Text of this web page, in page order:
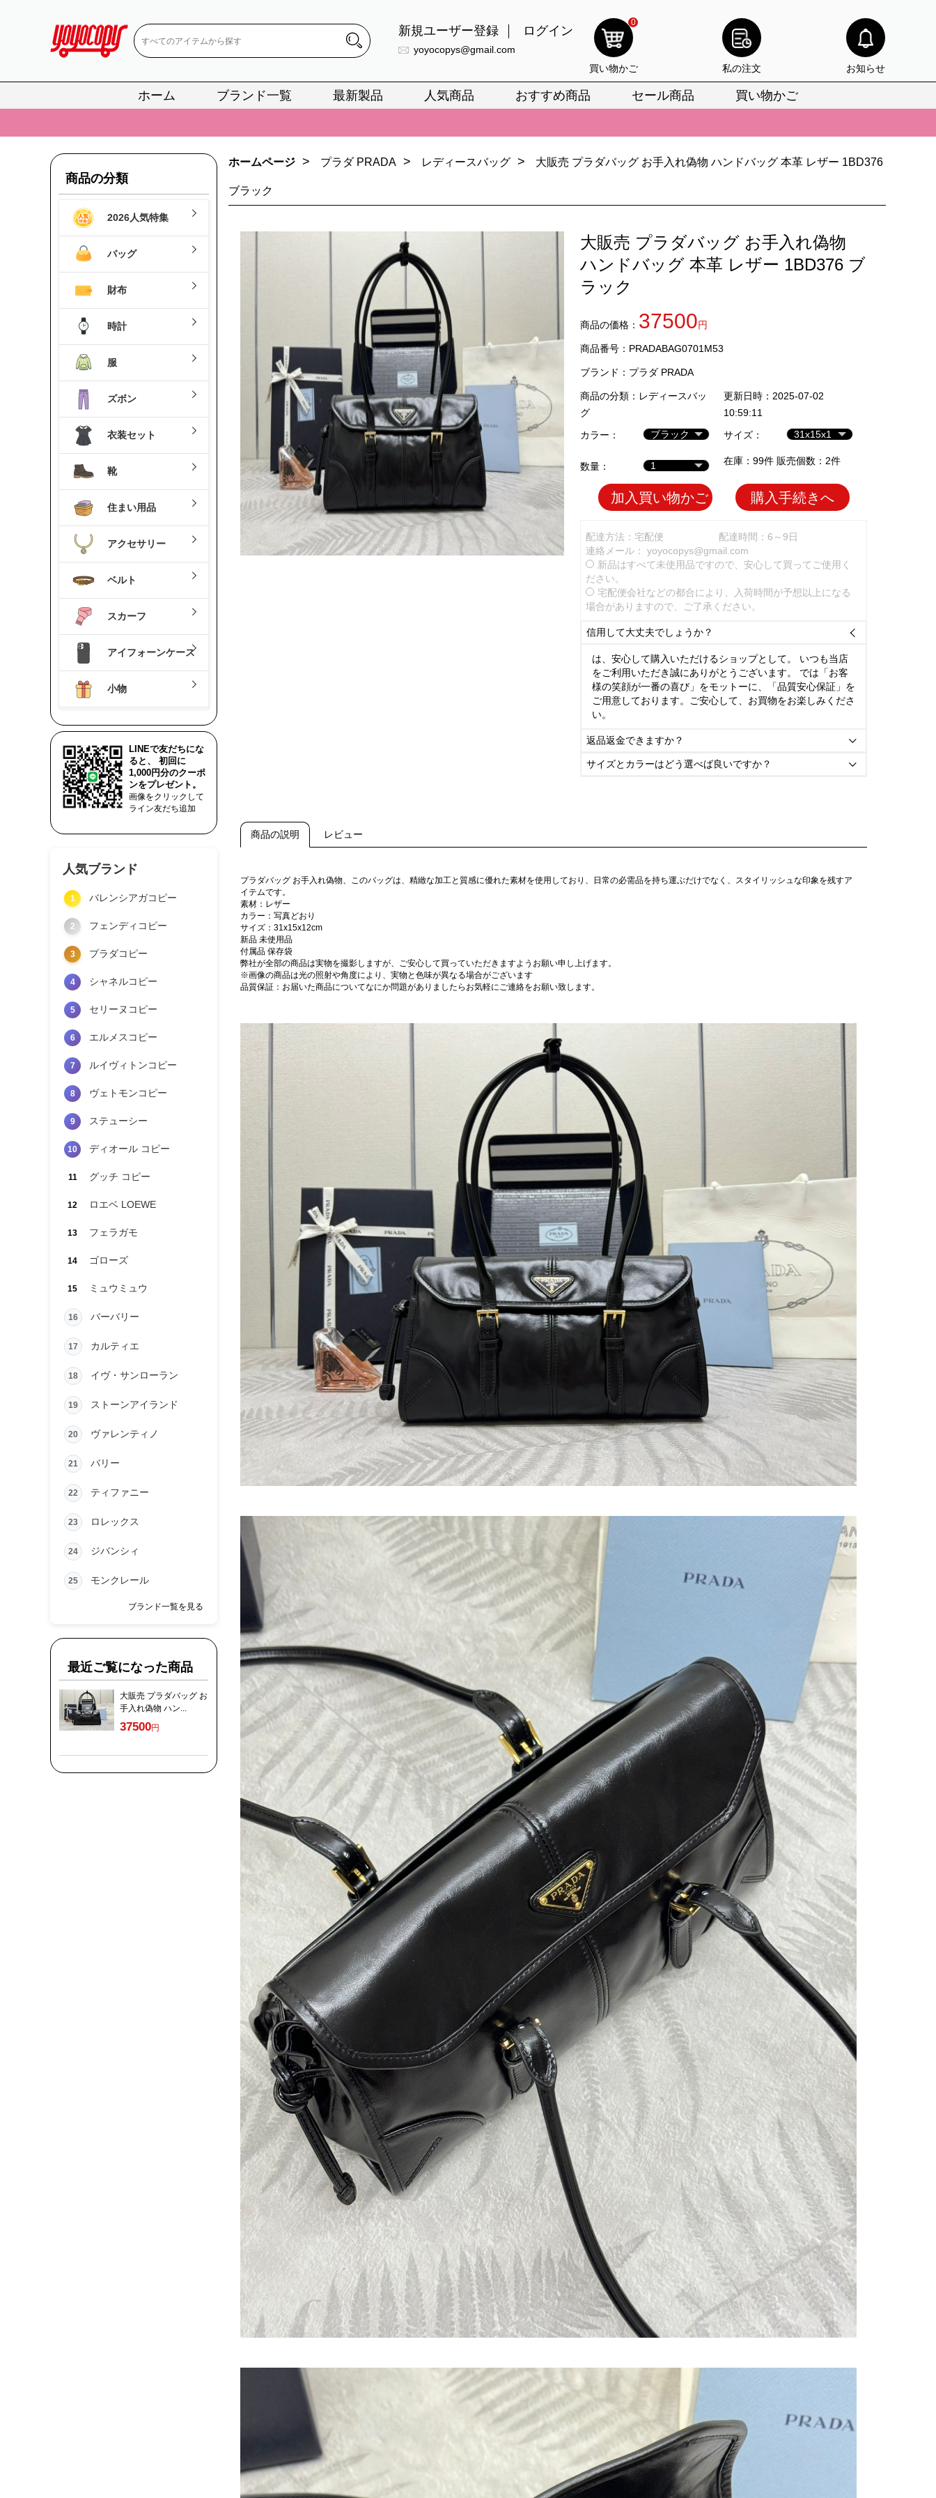
新規ユーザー登録 ログイン
yoyocopys@gmail.com
0
買い物かご 私の注文 お知らせ
ホーム ブランド一覧 最新製品 人気商品 おすすめ商品 セール商品 買い物かご
📢 当店は正真正銘のn級スーパーコピーのみ取扱い。最高品質の再現度を安心してお選びいただけます。
📢 2026春の新作続々更新中！期間中のご注文でお得な割引をご利用いただけます。
📢 新作入荷！ルイ・ヴィトンスーパーコピー バッグ最新モデルが登場。上質な仕上がりをお見逃しなく。
📢 当店は正真正銘のn級スーパーコピーのみ取扱い。最高品質の再現度を安心してお選びいただけます。
新作入荷！ルイ・ヴィトンスーパーコピー バッグ最新モデルが登場。上質な仕上がりをお見逃しなく。
商品の分類
2026人気特集
バッグ
財布
時計
服
ズボン
衣装セット
靴
住まい用品
アクセサリー
ベルト
スカーフ
アイフォーンケース
小物
LINEで友だちにな
ると、 初回に
1,000円分のクーポ
ンをプレゼント。
画像をクリックして
ライン友だち追加
人気ブランド
1 バレンシアガコピー
2 フェンディコピー
3 プラダコピー
4 シャネルコピー
5 セリーヌコピー
6 エルメスコピー
7 ルイヴィトンコピー
8 ヴェトモンコピー
9 ステューシー
10 ディオール コピー
11 グッチ コピー
12 ロエベ LOEWE
13 フェラガモ
14 ゴローズ
15 ミュウミュウ
16 バーバリー
17 カルティエ
18 イヴ・サンローラン
19 ストーンアイランド
20 ヴァレンティノ
21 バリー
22 ティファニー
23 ロレックス
24 ジバンシィ
25 モンクレール
ブランド一覧を見る
最近ご覧になった商品
大販売 プラダバッグ お
手入れ偽物 ハン...
37500円
ホームページ > プラダ PRADA > レディースバッグ > 大販売 プラダバッグ お手入れ偽物 ハンドバッグ 本革 レザー 1BD376
ブラック
大販売 プラダバッグ お手入れ偽物
ハンドバッグ 本革 レザー 1BD376 ブ
ラック
商品の価格： 37500円
商品番号：PRADABAG0701M53
ブランド： プラダ PRADA
商品の分類： レディースバッ
グ
更新日時：2025-07-02
10:59:11
カラー：
サイズ：
数量： 在庫：99件 販売個数：2件
加入買い物かご 購入手続きへ
配達方法：宅配便
配達時間：6～9日
連絡メール： yoyocopys@gmail.com
新品はすべて未使用品ですので、安心して買ってご使用く
ださい。
宅配便会社などの都合により、入荷時間が予想以上になる
場合がありますので、ご了承ください。
信用して大丈夫でしょうか？ 
は、安心して購入いただけるショップとして。 いつも当店
をご利用いただき誠にありがとうございます。 では「お客
様の笑顔が一番の喜び」をモットーに、「品質安心保証」を
ご用意しております。ご安心して、お買物をお楽しみくださ
い。
返品返金できますか？ 
サイズとカラーはどう選べば良いですか？ 
商品の説明 レビュー
プラダバッグ お手入れ偽物、このバッグは、精緻な加工と質感に優れた素材を使用しており、日常の必需品を持ち運ぶだけでなく、スタイリッシュな印象を残すア
イテムです。
素材：レザー
カラー：写真どおり
サイズ：31x15x12cm
新品 未使用品
付属品 保存袋
弊社が全部の商品は実物を撮影しますが、ご安心して買っていただきますようお願い申し上げます。
※画像の商品は光の照射や角度により、実物と色味が異なる場合がございます
品質保証：お届いた商品についてなにか問題がありましたらお気軽にご連絡をお願い致します。